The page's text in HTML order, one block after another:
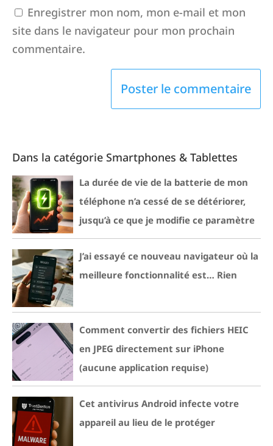
Enregistrer mon nom, mon e-mail et mon
site dans le navigateur pour mon prochain
commentaire.
Dans la catégorie Smartphones & Tablettes
La durée de vie de la batterie de mon
téléphone n’a cessé de se détériorer,
jusqu’à ce que je modifie ce paramètre
J’ai essayé ce nouveau navigateur où la
meilleure fonctionnalité est… Rien
Comment convertir des fichiers HEIC
en JPEG directement sur iPhone
(aucune application requise)
Cet antivirus Android infecte votre
appareil au lieu de le protéger